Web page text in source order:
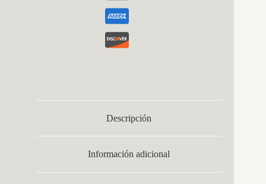
Descripción
Información adicional